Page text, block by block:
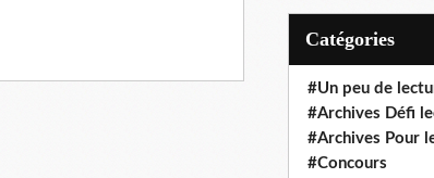
Catégories
#Un peu de
#Archives Défi
#Archives Pour
#Concours